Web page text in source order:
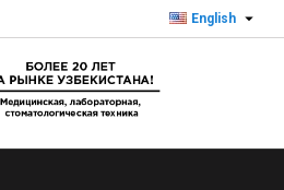
English 